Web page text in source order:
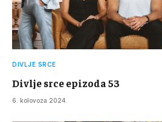
DIVLJE SRCE
Divlje srce epizoda 53
6. kolovoza 2024.